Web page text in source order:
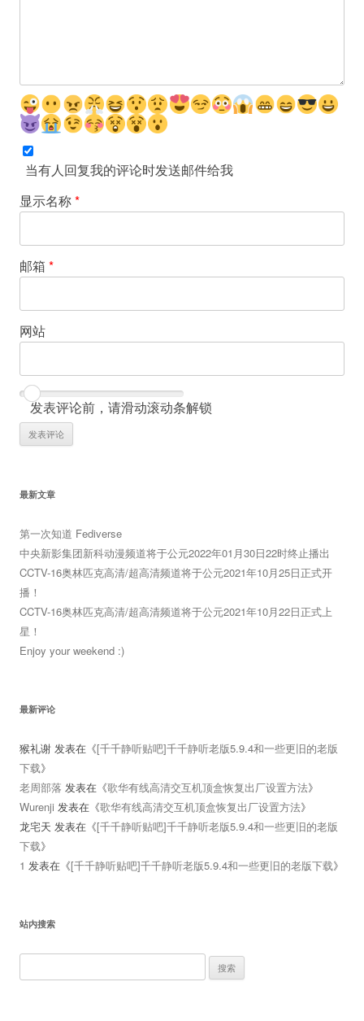
当有人回复我的评论时发送邮件给我
显示名称*
邮箱 *
网站
发表评论前，请滑动滚动条解锁
最新文章
第一次知道 Fediverse
中央新影集团新科动漫频道将于公元2022年01月30日22时终止播出
CCTV-16奥林匹克高清/超高清频道将于公元2021年10月25日正式开
播！
CCTV-16奥林匹克高清/超高清频道将于公元2021年10月22日正式上
星！
Enjoy your weekend :)
最新评论
猴礼谢 发表在《[千千静听贴吧]千千静听老版5.9.4和一些更旧的老版
下载》
老周部落 发表在《歌华有线高清交互机顶盒恢复出厂设置方法》
Wurenji 发表在《歌华有线高清交互机顶盒恢复出厂设置方法》
龙宅天 发表在《[千千静听贴吧]千千静听老版5.9.4和一些更旧的老版
下载》
1 发表在《[千千静听贴吧]千千静听老版5.9.4和一些更旧的老版下载》
站内搜索
索：